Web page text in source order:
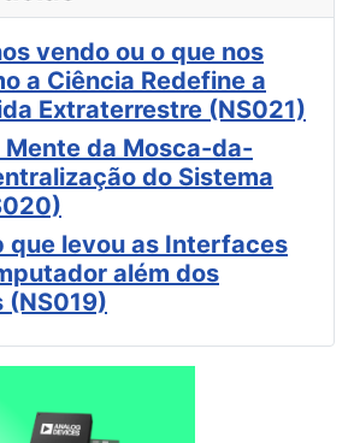
vendo ou o que nos
a Ciência Redefine a
Extraterrestre (NS021)
Mente da Mosca-da-
do Sistema
que levou as Interfaces
além dos
(NS019)